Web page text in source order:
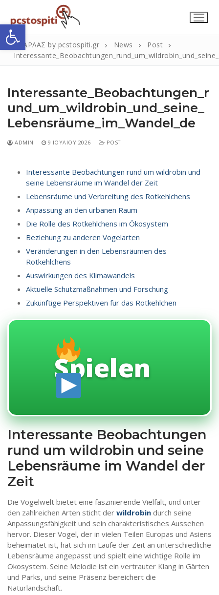
Ανοίξτε τη γραμμή εργαλείων
περιεχόμενο
Αναζήτηση
Επικοινωνία
ΣΚΑΡΛΑΣ by pcstospiti.gr News
Post
Interessante_Beobachtungen_r
und_um_wildrobin_und_seine_
Lebensräume_im_Wandel_de
ADMIN 9 ΙΟΥΛΊΟΥ 2026 POST
Interessante Beobachtungen rund um wildrobin und
seine Lebensräume im Wandel der Zeit
Lebensräume und Verbreitung des Rotkehlchens
Anpassung an den urbanen Raum
Die Rolle des Rotkehlchens im Ökosystem
Beziehung zu anderen Vogelarten
Veränderungen in den Lebensräumen des
Rotkehlchens
Auswirkungen des Klimawandels
Aktuelle Schutzmaßnahmen und Forschung
Zukünftige Perspektiven für das Rotkehlchen
Spielen
Interessante Beobachtungen
rund um wildrobin und seine
Lebensräume im Wandel der
Zeit
Die Vogelwelt bietet eine faszinierende Vielfalt, und unter
den zahlreichen Arten sticht der wildrobin durch seine
Anpassungsfähigkeit und sein charakteristisches Aussehen
hervor. Dieser Vogel, der in vielen Teilen Europas und Asiens
beheimatet ist, hat sich im Laufe der Zeit an unterschiedliche
Lebensräume angepasst und spielt eine wichtige Rolle im
Ökosystem. Seine Melodie ist ein vertrauter Klang in Gärten
und Parks, und seine Präsenz bereichert die
Naturlandschaft.